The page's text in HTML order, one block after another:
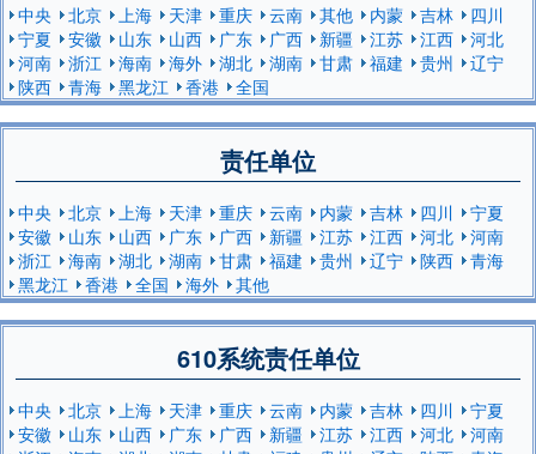
中央 北京 上海 天津 重庆 云南 其他 内蒙 吉林
四川
宁夏
安徽 山东 山西 广东 广西 新疆 江苏 江西
河北
河南
浙江 海南 海外 湖北 湖南 甘肃 福建 贵州
辽宁
陕西
青海 黑龙江 香港 全国
责任单位
中央 北京 上海 天津 重庆 云南 内蒙 吉林 四川
宁夏
安徽
山东 山西 广东 广西 新疆 江苏 江西 河北
河南
浙江
海南 湖北 湖南 甘肃 福建 贵州 辽宁 陕西
青海
黑龙江
香港 全国 海外 其他
610系统责任单位
中央 北京 上海 天津 重庆 云南 内蒙 吉林 四川
宁夏
安徽
山东 山西 广东 广西 新疆 江苏 江西 河北
河南